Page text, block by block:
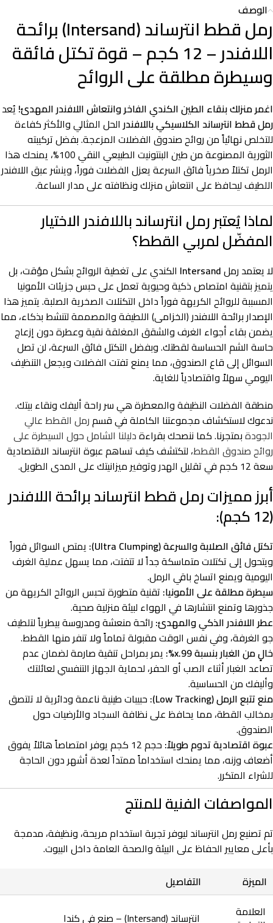
الوصف
رمل قطط انترساند (Intersand) برائحة
اللافندر – 12 كجم – قوة تكتل فائقة
وسيطرة مطلقة على الروائح
اغمر منزلك بنقاء الطين الكندي الفاخر وانتعاش اللافندر المهدئ! يُعد
رمل قطط انترساند الكلاسيكي باللافندرالحل المثالي والأكثر كفاءة
للتخلص نهائياً من روائح صندوق الفضلات المزعجة. بفضل تركيبته
الثورية المصنوعة من طين البنتونيت الطبيعي النقي 100%، يمنحك هذا
الرمل تكتلاً صخرياً فائق السرعة يعزل الفضلات فوراً، وينشر عبق اللافندر
اللطيف ليحافظ على انتعاش منزلك ونظافته على مدار الساعة.
لماذا يُعتبر رمل انترساند باللافندر الاختيار
المفضّل لمربي القطط؟
لا يعتمد رملIntersand الكندي على تغطية الروائح بشكل مؤقت، بل
يتميز بتقنية امتصاص ذكية وحيوية تعمل على حبس جزيئات الأمونيا
المسببة للروائح الكريهة فوراً داخل التكتلات الصخرية الصلبة. يتميز هذا
الإصدار برائحة اللافندر (الخزامى) اللطيفة والمصممة لتنشط بذكاء، مما
يضمن بقاء أجواء الغرف والشقق المغلقة نقية وعطرة دون إزعاج
حاسة الشم الحساسة لقطتك. وبفضل التكتل فائق السرعة، لن تصل
السوائل إلى قاع الصندوق، مما يمنع تفتت الفضلات ويجعل التنظيف
اليومي سهلاً واقتصادياً للغاية.
منطقة الفضلات النظيفة والمعطرة هي سر راحة أليفك ونقاء بيتك.
ندعوك لاستكشاف مجموعتنا الكاملة في قسمرمل القطط عالي
الجودةبمتجرنا. كما ننصحك بقراءةدليلنا الشامل حول السيطرة على
روائح صندوق القطط، لتكتشف كيف تساهم عبوة انترساند الاقتصادية
سعة 12 كجم في تقليل الهدر وتوفير ميزانيتك على المدى الطويل.
أبرز مميزات رمل قطط انترساند برائحة اللافندر
(12 كجم):
تكتل فائق الصلابة والسرعة (Ultra Clumping):
يمتص السوائل فوراً
ويتحول إلى تكتلات متماسكة جداً لا تتفتت، مما يسهل عملية الغرف
اليومية ويمنع اتساخ باقي الرمل.
سيطرة مطلقة على الأمونيا: تقنية متطورة تحبس الروائح الكريهة من
جذورها وتمنع انتشارها في الهواء لبيئة منزلية صحية.
عطر اللافندر الذكي والمهدئ: رائحة منعشة ومدروسة بيطرياً لتلطيف
جو الغرفة، وفي نفس الوقت مقبولة تماماً ولا تنفر منها القطط.
خالٍ من الغبار بنسبة 99.x%:
يمر بمراحل تنقية صارمة لضمان عدم
تصاعد الغبار أثناء الصب أو الحفر، لحماية الجهاز التنفسي لعائلتك
وأليفك من الحساسية.
منع تتبع الرمل (Low Tracking):
حبيبات طينية ناعمة ودائرية لا تلتصق
بمخالب القطة، مما يحافظ على نظافة السجاد والأرضيات حول
الصندوق.
عبوة اقتصادية تدوم طويلاً:
حجم 12 كجم يوفر امتصاصاً هائلاً يفوق
أضعاف وزنه، مما يمنحك استخداماً ممتداً لعدة أشهر دون الحاجة
للشراء المتكرر.
المواصفات الفنية للمنتج
تم تصنيع رمل انترساند ليوفر تجربة استخدام مريحة، ونظيفة، مدمجة
بأعلى معايير الحفاظ على البيئة والصحة العامة داخل البيوت.
الميزة
التفاصيل
العلامة
انترساند (Intersand) – صنع في كندا